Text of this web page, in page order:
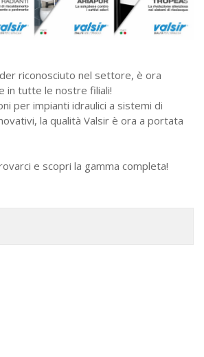
riconosciuto nel settore, è ora
in tutte le nostre filiali!
per impianti idraulici a sistemi di
la qualità Valsir è ora a portata
e scopri la gamma completa!